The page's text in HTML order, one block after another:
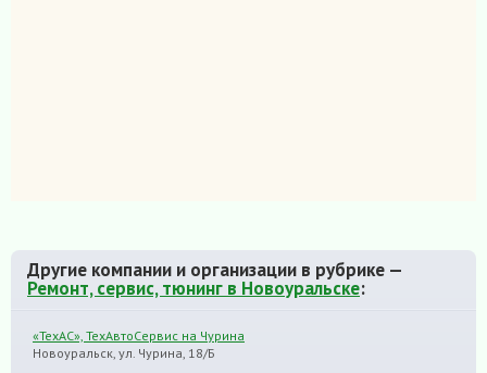
Другие компании и организации в рубрике —
Ремонт, сервис, тюнинг в Новоуральске:
«ТехАС», ТехАвтоСервис на Чурина
Новоуральск, ул. Чурина, 18/Б